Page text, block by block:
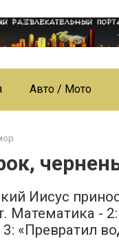
Авто / Мото
Иисус
Математика -
«Превратил